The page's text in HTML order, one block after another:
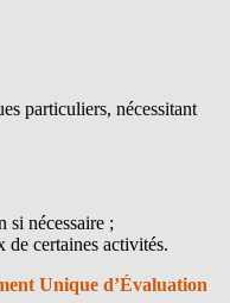
particuliers, nécessitant
si nécessaire ;
de certaines activités.
Unique d’Évaluation